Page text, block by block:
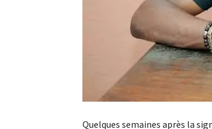
Quelques semaines après la